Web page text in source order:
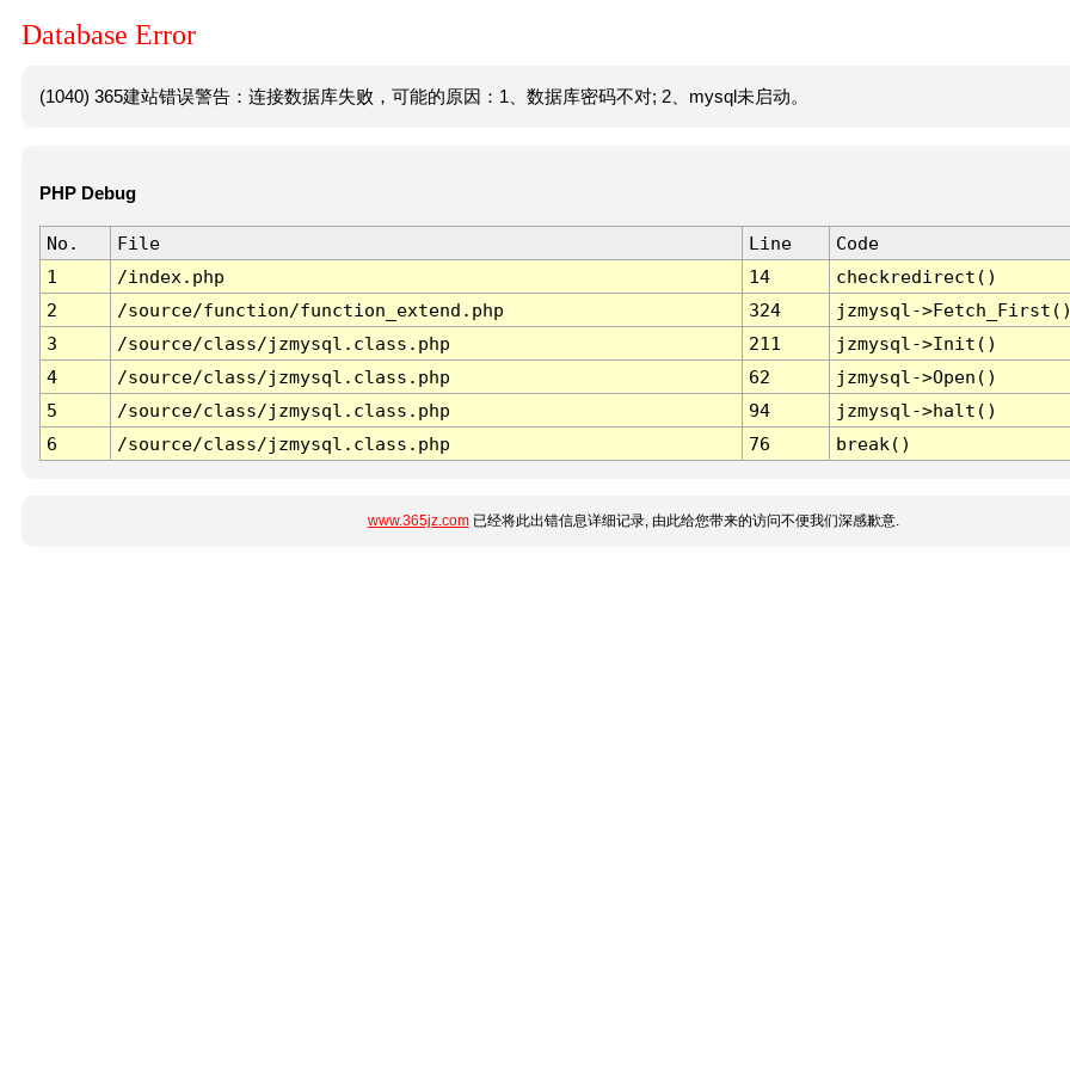
Database Error
(1040) 365建站错误警告：连接数据库失败，可能的原因：1、数据库密码不对; 2、mysql未启动。
PHP Debug
No. File Line
Code
1
/index.php 14
checkredirect()
2
/source/function/function_extend.php 324
jzmysql-
3
/source/class/jzmysql.class.php 211
jzmysql->Init()
4
/source/class/jzmysql.class.php 62
jzmysql->Open()
5
/source/class/jzmysql.class.php 94
jzmysql->halt()
6
/source/class/jzmysql.class.php 76 break()
www.365jz.com已经将此出错信息详细记录, 由此给您带来的访问不便我们深感歉意.